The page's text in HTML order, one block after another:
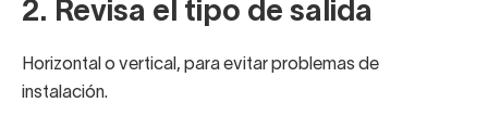
2. Revisa el tipo de salida
Horizontal o vertical, para evitar problemas de
instalación.